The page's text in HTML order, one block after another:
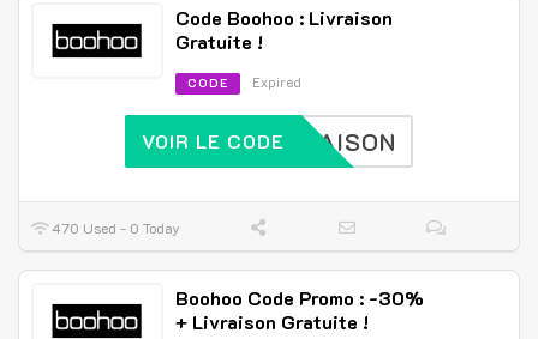
Code Boohoo : Livraison
Gratuite !
CODE Expired
IVRAISON
VOIR LE CODE
470 Used - 0 Today
Boohoo Code Promo : -30%
+ Livraison Gratuite !